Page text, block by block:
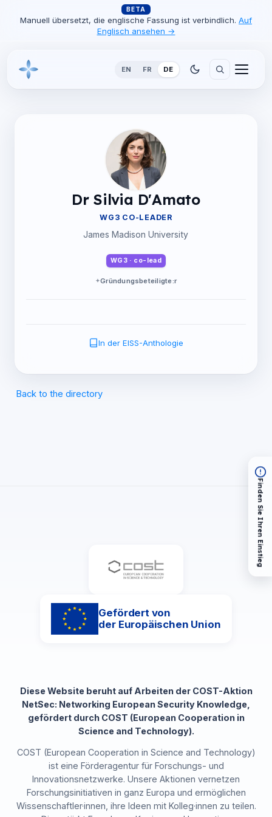
BETA
Manuell übersetzt, die englische Fassung ist verbindlich. Auf
Englisch ansehen →
EN FR DE
Dr Silvia D'Amato
WG3 CO-LEADER
James Madison University
WG3 · co-lead
Gründungsbeteiligte:r
In der EISS-Anthologie
Back to the directory
Gefördert von
der Europäischen Union
Diese Website beruht auf Arbeiten der COST-Aktion
NetSec: Networking European Security Knowledge,
gefördert durch COST (European Cooperation in
Science and Technology).
COST (European Cooperation in Science and Technology)
ist eine Förderagentur für Forschungs- und
Innovationsnetzwerke. Unsere Aktionen vernetzen
Forschungsinitiativen in ganz Europa und ermöglichen
Wissenschaftler·innen, ihre Ideen mit Kolleg·innen zu teilen.
Finden Sie Ihren Einstieg